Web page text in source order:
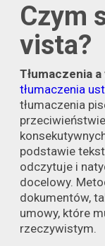
Czym
vista?
Tłumaczenia
tłumaczenia
tłumaczenia
podstawie
odczytuje i
docelowy.
dokumentów,
umowy, które
rzeczywistym.